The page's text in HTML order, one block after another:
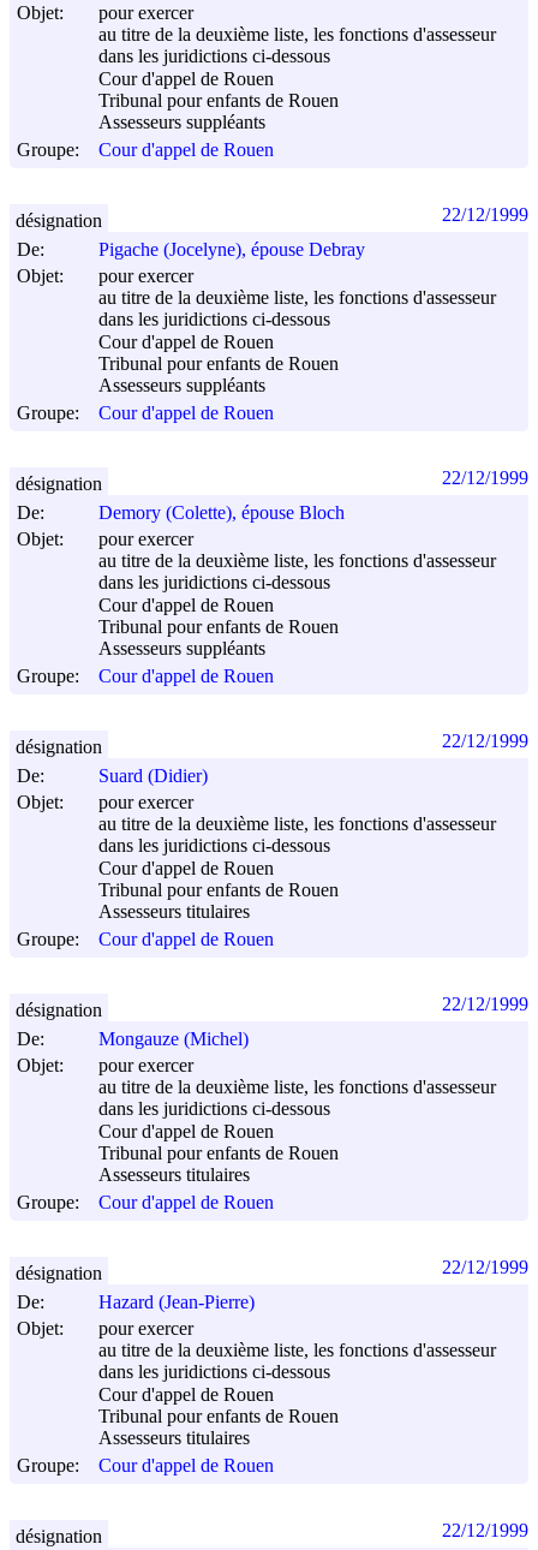
Objet:
pour exercer
au titre de la deuxième liste, les fonctions d'assesseur
dans les juridictions ci-dessous
Cour d'appel de Rouen
Tribunal pour enfants de Rouen
Assesseurs suppléants
Groupe:
Cour d'appel de Rouen
De:
Pigache (Jocelyne), épouse Debray
Objet:
pour exercer
au titre de la deuxième liste, les fonctions d'assesseur
dans les juridictions ci-dessous
Cour d'appel de Rouen
Tribunal pour enfants de Rouen
Assesseurs suppléants
Groupe:
Cour d'appel de Rouen
désignation 22/12/1999
De:
Demory (Colette), épouse Bloch
Objet:
pour exercer
au titre de la deuxième liste, les fonctions d'assesseur
dans les juridictions ci-dessous
Cour d'appel de Rouen
Tribunal pour enfants de Rouen
Assesseurs suppléants
Groupe:
Cour d'appel de Rouen
désignation 22/12/1999
De:
Suard (Didier)
Objet:
pour exercer
au titre de la deuxième liste, les fonctions d'assesseur
dans les juridictions ci-dessous
Cour d'appel de Rouen
Tribunal pour enfants de Rouen
Assesseurs titulaires
Groupe:
Cour d'appel de Rouen
désignation 22/12/1999
De:
Mongauze (Michel)
Objet:
pour exercer
au titre de la deuxième liste, les fonctions d'assesseur
dans les juridictions ci-dessous
Cour d'appel de Rouen
Tribunal pour enfants de Rouen
Assesseurs titulaires
Groupe:
Cour d'appel de Rouen
désignation 22/12/1999
De:
Hazard (Jean-Pierre)
Objet:
pour exercer
au titre de la deuxième liste, les fonctions d'assesseur
dans les juridictions ci-dessous
Cour d'appel de Rouen
Tribunal pour enfants de Rouen
Assesseurs titulaires
Groupe:
Cour d'appel de Rouen
désignation 22/12/1999
désignation 22/12/1999